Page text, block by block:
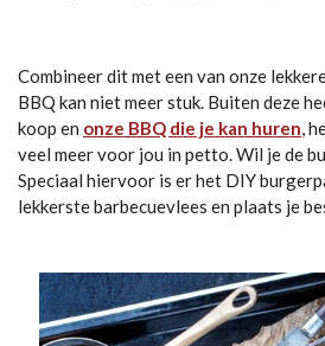
Combineer dit met een van onze
BBQ kan niet meer stuk. Buiten deze
koop en onze BBQ die je kan huren,
veel meer voor jou in petto. Wil je de
Speciaal hiervoor is er het DIY
lekkerste barbecuevlees en plaats je